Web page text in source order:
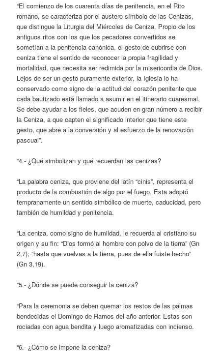
“El comienzo de los cuarenta días de penitencia, en el Rito
romano, se caracteriza por el austero símbolo de las Cenizas,
que distingue la Liturgia del Miércoles de Ceniza. Propio de los
antiguos ritos con los que los pecadores convertidos se
sometían a la penitencia canónica, el gesto de cubrirse con
ceniza tiene el sentido de reconocer la propia fragilidad y
mortalidad, que necesita ser redimida por la misericordia de Dios.
Lejos de ser un gesto puramente exterior, la Iglesia lo ha
conservado como signo de la actitud del corazón penitente que
cada bautizado está llamado a asumir en el itinerario cuaresmal.
Se debe ayudar a los fieles, que acuden en gran número a recibir
la Ceniza, a que capten el significado interior que tiene este
gesto, que abre a la conversión y al esfuerzo de la renovación
pascual”.
“4.- ¿Qué simbolizan y qué recuerdan las cenizas?
“La palabra ceniza, que proviene del latín “cinis”, representa el
producto de la combustión de algo por el fuego. Esta adoptó
tempranamente un sentido simbólico de muerte, caducidad, pero
también de humildad y penitencia.
“La ceniza, como signo de humildad, le recuerda al cristiano su
origen y su fin: “Dios formó al hombre con polvo de la tierra” (Gn
2,7); “hasta que vuelvas a la tierra, pues de ella fuiste hecho”
(Gn 3,19).
“5.- ¿Dónde se puede conseguir la ceniza?
“Para la ceremonia se deben quemar los restos de las palmas
bendecidas el Domingo de Ramos del año anterior. Estas son
rociadas con agua bendita y luego aromatizadas con incienso.
“6.- ¿Cómo se impone la ceniza?